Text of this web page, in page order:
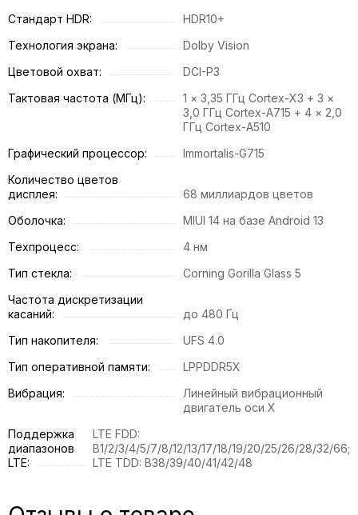
Стандарт HDR:
HDR10+
Технология экрана:
Dolby Vision
Цветовой охват:
DCI-P3
Тактовая частота (МГц):
1 × 3,35 ГГц Cortex-X3 + 3 ×
3,0 ГГц Cortex-A715 + 4 × 2,0
ГГц Cortex-A510
Графический процессор:
Immortalis-G715
Количество цветов
дисплея:
68 миллиардов цветов
Оболочка:
MIUI 14 на базе Android 13
Техпроцесс:
4 нм
Тип стекла:
Corning Gorilla Glass 5
Частота дискретизации
касаний:
до 480 Гц
Тип накопителя:
UFS 4.0
Тип оперативной памяти:
LPPDDR5X
Вибрация:
Линейный вибрационный
двигатель оси X
Поддержка
диапазонов
LTE:
LTE FDD:
B1/2/3/4/5/7/8/12/13/17/18/19/20/25/26/28/32/66;
LTE TDD: B38/39/40/41/42/48